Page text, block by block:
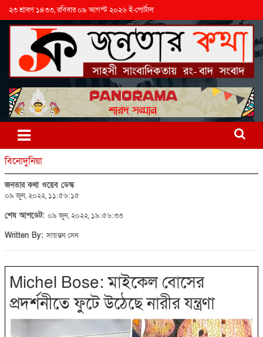
২৩ শ্রাবণ ১৪৩৩, রবিবার ০৯ আগস্ট ২০২৬ ই-পোর্টাল
বিনোদুনিয়া
জনতার কথা ওয়েব ডেস্ক
০৯ জুন, ২০২২, ১১:৫৬:১৫
শেষ আপডেট: ০৯ জুন, ২০২২, ১৯:৫৬:৩৩
Written By:সায়ন্তন সেন
Michel Bose: মাইকেল বোসের
প্রদর্শনীতে ফুটে উঠেছে নারীর যন্ত্রণা